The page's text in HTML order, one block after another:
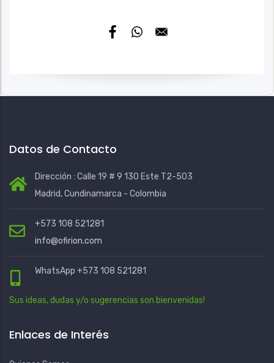
Datos de Contacto
Dirección : Calle 19 # 9 130 Este T2-503
Madrid, Cundinamarca - Colombia
+573 108 521281
info@ofirion.com
WhatsApp +573 108 521281
Sus ideas, dudas y/o sugerencias son bienvenidas!
Enlaces de Interés